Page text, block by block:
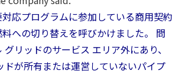
応プログラムに参加している商用契約
への切り替えを呼びかけました。 問
リッドのサービス エリア外にあり、
ドが所有または運営していないパイプ